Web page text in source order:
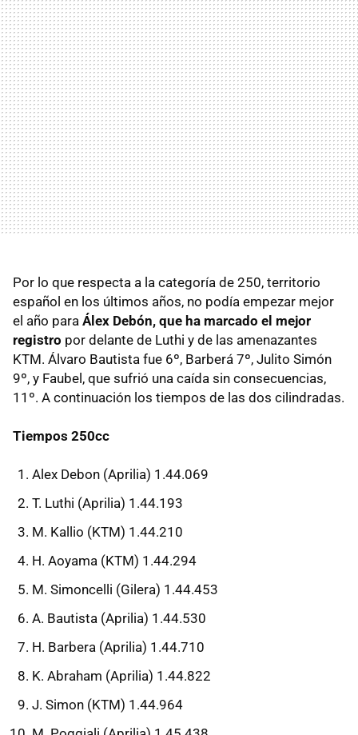
Por lo que respecta a la categoría de 250, territorio
español en los últimos años, no podía empezar mejor
el año para Álex Debón, que ha marcado el mejor
registro por delante de Luthi y de las amenazantes
KTM. Álvaro Bautista fue 6º, Barberá 7º, Julito Simón
9º, y Faubel, que sufrió una caída sin consecuencias,
11º. A continuación los tiempos de las dos cilindradas.
Tiempos 250cc
Alex Debon (Aprilia) 1.44.069
T. Luthi (Aprilia) 1.44.193
M. Kallio (KTM) 1.44.210
H. Aoyama (KTM) 1.44.294
M. Simoncelli (Gilera) 1.44.453
A. Bautista (Aprilia) 1.44.530
H. Barbera (Aprilia) 1.44.710
K. Abraham (Aprilia) 1.44.822
J. Simon (KTM) 1.44.964